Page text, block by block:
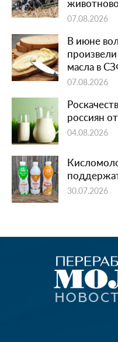
07.08.2026
В июне
масла в
07.08.2026
россиян
04.08.2026
30.07.2026